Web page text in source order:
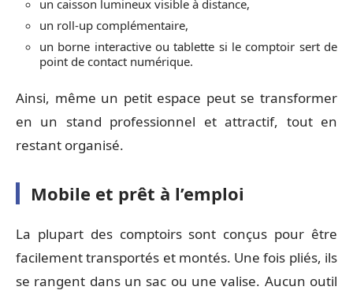
un caisson lumineux visible à distance,
un roll-up complémentaire,
un borne interactive ou tablette si le comptoir sert de
point de contact numérique.
Ainsi, même un petit espace peut se transformer
en un stand professionnel et attractif, tout en
restant organisé.
Mobile et prêt à l’emploi
La plupart des comptoirs sont conçus pour être
facilement transportés et montés. Une fois pliés, ils
se rangent dans un sac ou une valise. Aucun outil